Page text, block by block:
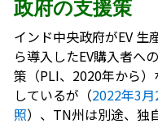
政府の支援策
インド中央政府がEV 生
ら導入したEV購入者へ
策（PLI、2020年から
しているが（2022年3
照）、TN州は別途、独